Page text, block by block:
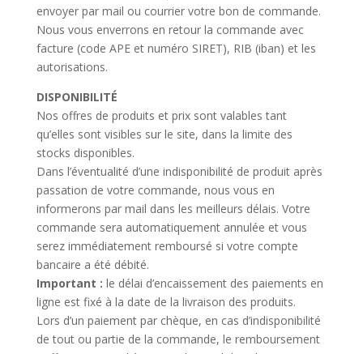
envoyer par mail ou courrier votre bon de commande.
Nous vous enverrons en retour la commande avec
facture (code APE et numéro SIRET), RIB (iban) et les
autorisations.
DISPONIBILITÉ
Nos offres de produits et prix sont valables tant
qu’elles sont visibles sur le site, dans la limite des
stocks disponibles.
Dans l’éventualité d’une indisponibilité de produit après
passation de votre commande, nous vous en
informerons par mail dans les meilleurs délais. Votre
commande sera automatiquement annulée et vous
serez immédiatement remboursé si votre compte
bancaire a été débité.
Important : le délai d’encaissement des paiements en
ligne est fixé à la date de la livraison des produits.
Lors d’un paiement par chèque, en cas d’indisponibilité
de tout ou partie de la commande, le remboursement